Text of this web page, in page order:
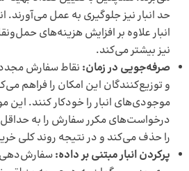
حد انبار نیز جلوگیری به عمل
انبار علاوه بر افزایش هزینه‌های
نیز بیشتر می‌کند.
صرفه‌جویی در زمان: نقاط سفارش مجدد
و توزیع‌کنندگان این امکان را فراهم
موجودی‌های انبار را خودکار کنند. این
درخواست‌های مکرر سفارش را به حداقل
را حذف می‌کند و در نتیجه روند کلی
پرکردن انبار مبتنی بر داده:سفارش‌دهی